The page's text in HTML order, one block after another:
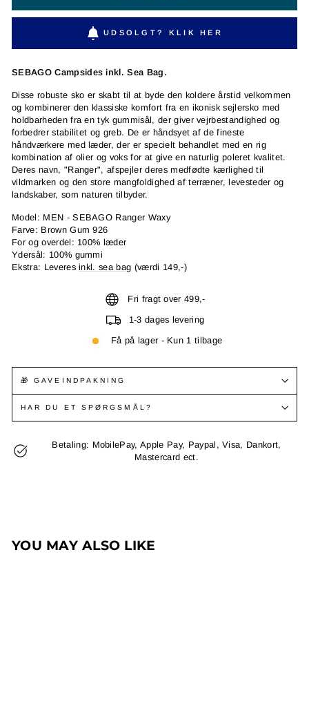
UDSOLGT? KLIK HER
SEBAGO Campsides inkl. Sea Bag.
Disse robuste sko er skabt til at byde den koldere årstid velkommen
og kombinerer den klassiske komfort fra en ikonisk sejlersko med
holdbarheden fra en tyk gummisål, der giver vejrbestandighed og
forbedrer stabilitet og greb. De er håndsyet af de fineste
håndværkere med læder, der er specielt behandlet med en rig
kombination af olier og voks for at give en naturlig poleret kvalitet.
Deres navn, "Ranger", afspejler deres medfødte kærlighed til
vildmarken og den store mangfoldighed af terræner, levesteder og
landskaber, som naturen tilbyder.
Model: MEN - SEBAGO Ranger Waxy
Farve: Brown Gum 926
For og overdel: 100% læder
Ydersål: 100% gummi
Ekstra: Leveresinkl. sea bag (værdi 149,-)
Fri fragt over 499,-
1-3 dages levering
Få på lager - Kun 1 tilbage
🎁 GAVEINDPAKNING
HAR DU ET SPØRGSMÅL?
Betaling: MobilePay, Apple Pay, Paypal, Visa, Dankort,
Mastercard ect.
YOU MAY ALSO LIKE